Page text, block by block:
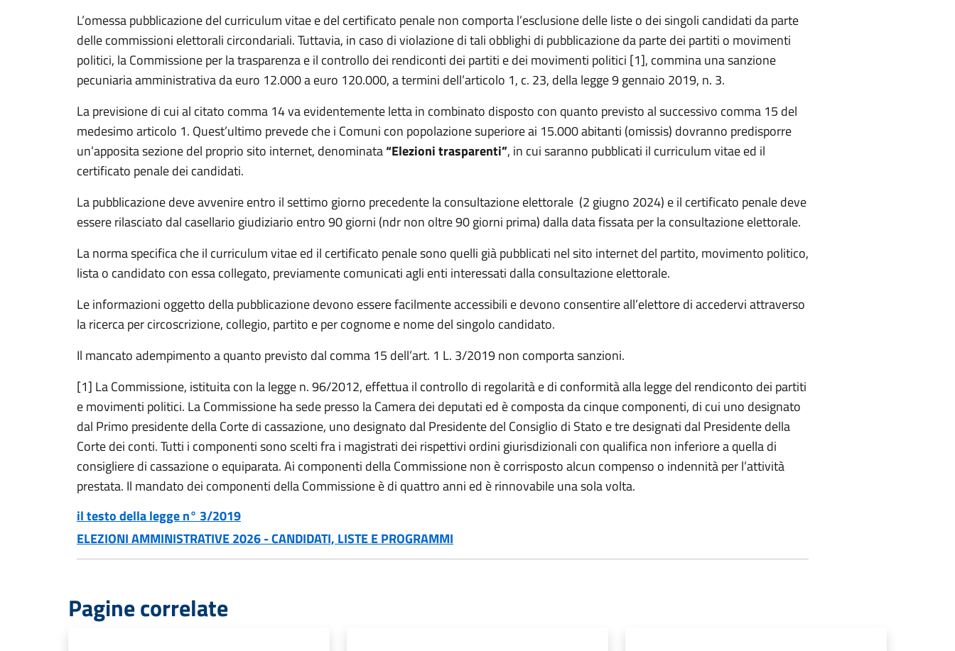
L’omessa pubblicazione del curriculum vitae e del certificato penale non comporta l’esclusione delle liste o dei singoli candidati da parte
delle commissioni elettorali circondariali. Tuttavia, in caso di violazione di tali obblighi di pubblicazione da parte dei partiti o movimenti
politici, la Commissione per la trasparenza e il controllo dei rendiconti dei partiti e dei movimenti politici [1], commina una sanzione
pecuniaria amministrativa da euro 12.000 a euro 120.000, a termini dell’articolo 1, c. 23, della legge 9 gennaio 2019, n. 3.
La previsione di cui al citato comma 14 va evidentemente letta in combinato disposto con quanto previsto al successivo comma 15 del
medesimo articolo 1. Quest’ultimo prevede che i Comuni con popolazione superiore ai 15.000 abitanti (omissis) dovranno predisporre
un’apposita sezione del proprio sito internet, denominata“Elezioni trasparenti”, in cui saranno pubblicati il curriculum vitae ed il
certificato penale dei candidati.
La pubblicazione deve avvenire entro il settimo giorno precedente la consultazione elettorale (2 giugno 2024) e il certificato penale deve
essere rilasciato dal casellario giudiziario entro 90 giorni (ndr non oltre 90 giorni prima) dalla data fissata per la consultazione elettorale.
La norma specifica che il curriculum vitae ed il certificato penale sono quelli già pubblicati nel sito internet del partito, movimento politico,
lista o candidato con essa collegato, previamente comunicati agli enti interessati dalla consultazione elettorale.
Le informazioni oggetto della pubblicazione devono essere facilmente accessibili e devono consentire all’elettore di accedervi attraverso
la ricerca per circoscrizione, collegio, partito e per cognome e nome del singolo candidato.
Il mancato adempimento a quanto previsto dal comma 15 dell’art. 1 L. 3/2019 non comporta sanzioni.
[1] La Commissione, istituita con la legge n. 96/2012, effettua il controllo di regolarità e di conformità alla legge del rendiconto dei partiti
e movimenti politici. La Commissione ha sede presso la Camera dei deputati ed è composta da cinque componenti, di cui uno designato
dal Primo presidente della Corte di cassazione, uno designato dal Presidente del Consiglio di Stato e tre designati dal Presidente della
Corte dei conti. Tutti i componenti sono scelti fra i magistrati dei rispettivi ordini giurisdizionali con qualifica non inferiore a quella di
consigliere di cassazione o equiparata. Ai componenti della Commissione non è corrisposto alcun compenso o indennità per l’attività
prestata. Il mandato dei componenti della Commissione è di quattro anni ed è rinnovabile una sola volta.
il testo della legge n° 3/2019
ELEZIONI AMMINISTRATIVE 2026 - CANDIDATI, LISTE E PROGRAMMI
Pagine correlate